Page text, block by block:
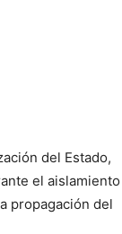
del Estado,
el aislamiento
propagación del